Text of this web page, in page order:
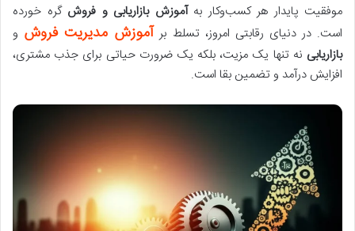
موفقیت پایدار هر کسب‌وکار بهآموزش بازاریابی و فروش گره خورده
است. در دنیای رقابتی امروز، تسلط بر آموزش مدیریت فروش و
بازاریابی نه تنها یک مزیت، بلکه یک ضرورت حیاتی برای جذب مشتری،
افزایش درآمد و تضمین بقا است.